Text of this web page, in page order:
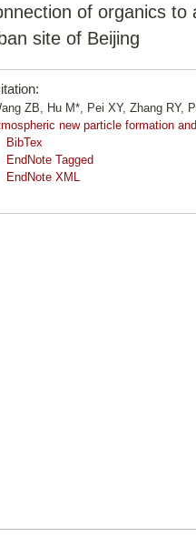
of organics
site of Beijing
ZB, Hu M*, Pei XY, Zhang RY,
new particle formation
BibTex
EndNote Tagged
EndNote XML